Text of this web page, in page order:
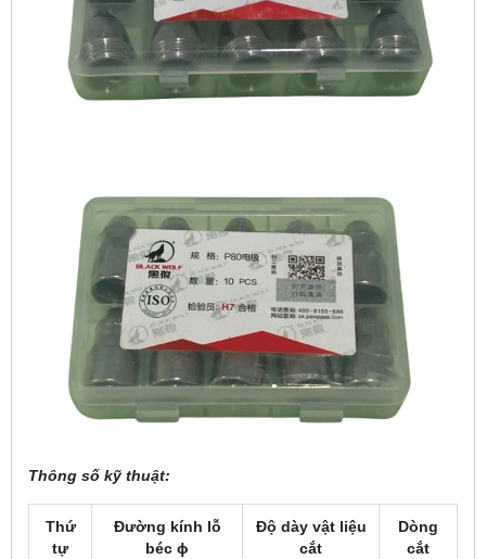
Thông số kỹ thuật:
Thứ
tự
Đường kính lỗ
béc ϕ
Độ dày vật liệu
cắt
Dòng
cắt